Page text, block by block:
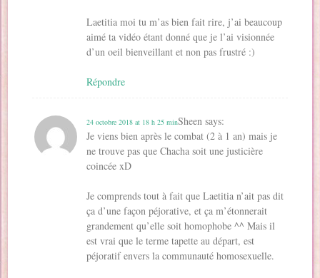
Laetitia moi tu m’as bien fait rire, j’ai beaucoup
aimé ta vidéo étant donné que je l’ai visionnée
d’un oeil bienveillant et non pas frustré :)
Répondre
Sheen says:
24 octobre 2018 at 18 h 25 min
Je viens bien après le combat (2 à 1 an) mais je
ne trouve pas que Chacha soit une justicière
coincée xD
Je comprends tout à fait que Laetitia n’ait pas dit
ça d’une façon péjorative, et ça m’étonnerait
grandement qu’elle soit homophobe ^^ Mais il
est vrai que le terme tapette au départ, est
péjoratif envers la communauté homosexuelle.